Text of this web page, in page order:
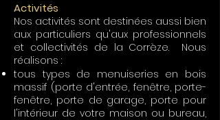
Activités
Nos activités sont destinées aussi bien
aux particuliers qu'aux professionnels
et collectivités de la Corrèze. Nous
réalisons :
tous types de menuiseries en bois
massif (porte d'entrée, fenêtre, porte-
fenêtre, porte de garage, porte pour
l'intérieur de votre maison ou bureau,